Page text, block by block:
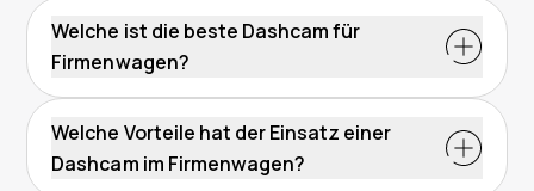
Welche ist die beste Dashcam für
Firmenwagen?
Eine gute Dashcam zeichnet sich durch eine
ausgezeichnete Auflösung, mehrere Kamerawinkel
Firmenwagen von Radius bieten all diese Funktionen.
Welche Vorteile hat der Einsatz einer
Dashcam im Firmenwagen?